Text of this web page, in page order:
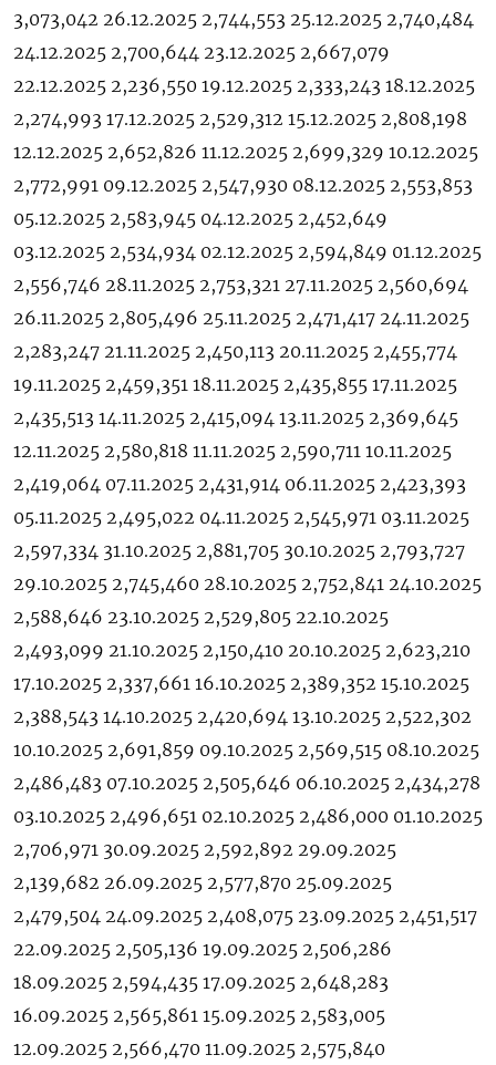
3,073,042 26.12.2025 2,744,553 25.12.2025 2,740,484
24.12.2025 2,700,644 23.12.2025 2,667,079
22.12.2025 2,236,550 19.12.2025 2,333,243 18.12.2025
2,274,993 17.12.2025 2,529,312 15.12.2025 2,808,198
12.12.2025 2,652,826 11.12.2025 2,699,329 10.12.2025
2,772,991 09.12.2025 2,547,930 08.12.2025 2,553,853
05.12.2025 2,583,945 04.12.2025 2,452,649
03.12.2025 2,534,934 02.12.2025 2,594,849 01.12.2025
2,556,746 28.11.2025 2,753,321 27.11.2025 2,560,694
26.11.2025 2,805,496 25.11.2025 2,471,417 24.11.2025
2,283,247 21.11.2025 2,450,113 20.11.2025 2,455,774
19.11.2025 2,459,351 18.11.2025 2,435,855 17.11.2025
2,435,513 14.11.2025 2,415,094 13.11.2025 2,369,645
12.11.2025 2,580,818 11.11.2025 2,590,711 10.11.2025
2,419,064 07.11.2025 2,431,914 06.11.2025 2,423,393
05.11.2025 2,495,022 04.11.2025 2,545,971 03.11.2025
2,597,334 31.10.2025 2,881,705 30.10.2025 2,793,727
29.10.2025 2,745,460 28.10.2025 2,752,841 24.10.2025
2,588,646 23.10.2025 2,529,805 22.10.2025
2,493,099 21.10.2025 2,150,410 20.10.2025 2,623,210
17.10.2025 2,337,661 16.10.2025 2,389,352 15.10.2025
2,388,543 14.10.2025 2,420,694 13.10.2025 2,522,302
10.10.2025 2,691,859 09.10.2025 2,569,515 08.10.2025
2,486,483 07.10.2025 2,505,646 06.10.2025 2,434,278
03.10.2025 2,496,651 02.10.2025 2,486,000 01.10.2025
2,706,971 30.09.2025 2,592,892 29.09.2025
2,139,682 26.09.2025 2,577,870 25.09.2025
2,479,504 24.09.2025 2,408,075 23.09.2025 2,451,517
22.09.2025 2,505,136 19.09.2025 2,506,286
18.09.2025 2,594,435 17.09.2025 2,648,283
16.09.2025 2,565,861 15.09.2025 2,583,005
12.09.2025 2,566,470 11.09.2025 2,575,840